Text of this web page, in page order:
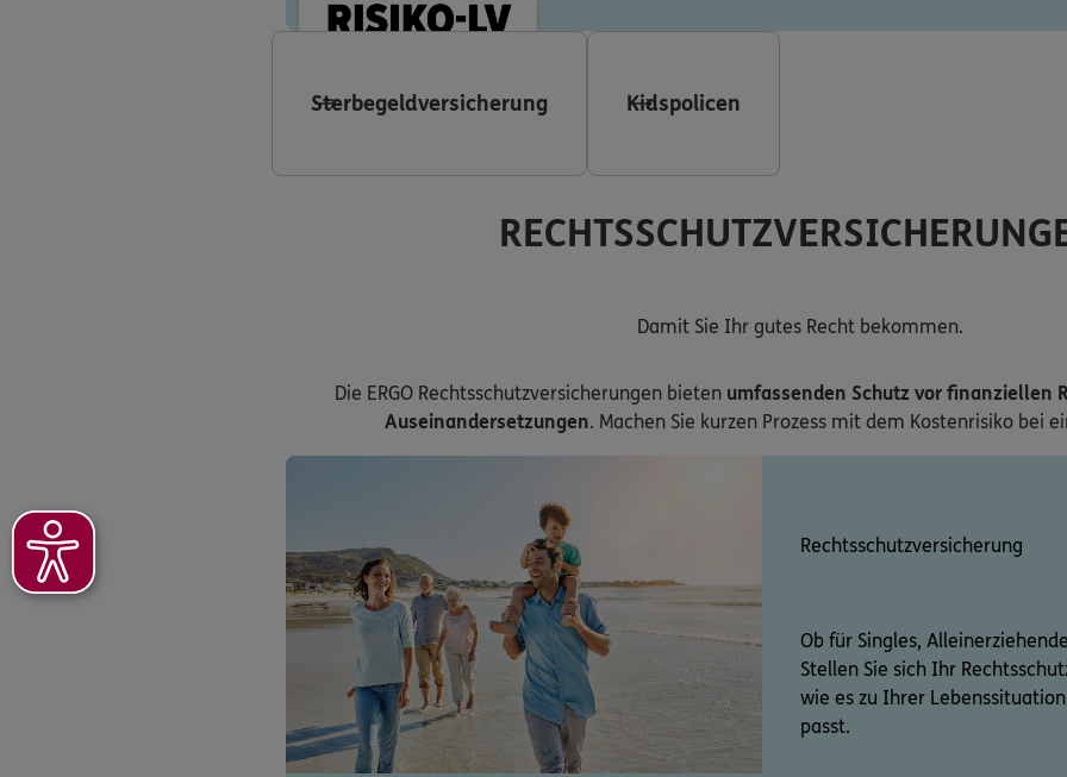
Sterbegeldversicherung Kidspolicen
Damit Sie Ihr gutes Recht bekommen.
Die ERGO Rechtsschutzversicherungen bieten umfassenden Schutz vor finanziellen
Auseinandersetzungen. Machen Sie kurzen Prozess mit dem Kostenrisiko bei
Rechtsschutzversicherung
Ob für Singles,
Stellen Sie sich Ihr
wie es zu Ihrer
passt.